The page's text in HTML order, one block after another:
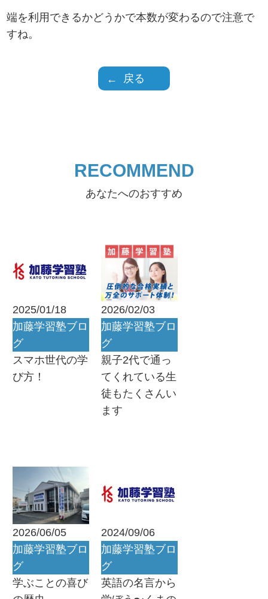
端を利用できるかどうかで本数が変わるので注意で
すね。
戻る
RECOMMEND
あなたへのおすすめ
2025/01/18
加藤学習塾ブロ
グ
スマホ世代の学
び方！
2026/02/03
加藤学習塾ブロ
グ
親子2代で通っ
てくれている生
徒もたくさんい
ます
2026/06/05
加藤学習塾ブロ
グ
学ぶことの喜び
2024/09/06
加藤学習塾ブロ
グ
英語の名言から